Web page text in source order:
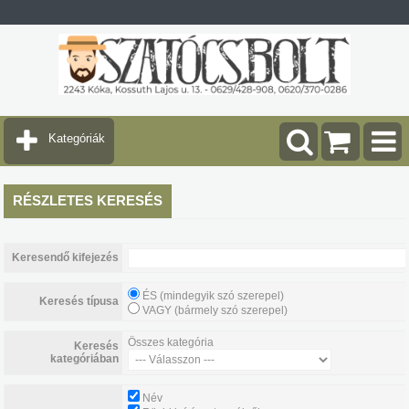
Kategóriák
RÉSZLETES KERESÉS
Keresendő kifejezés
Keresés típusa
ÉS (mindegyik szó szerepel)
VAGY (bármely szó szerepel)
Keresés
kategóriában
Összes kategória
Név